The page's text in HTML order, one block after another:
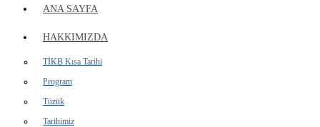
ANA SAYFA
HAKKIMIZDA
TİKB Kısa Tarihi
Program
Tüzük
Tarihimiz